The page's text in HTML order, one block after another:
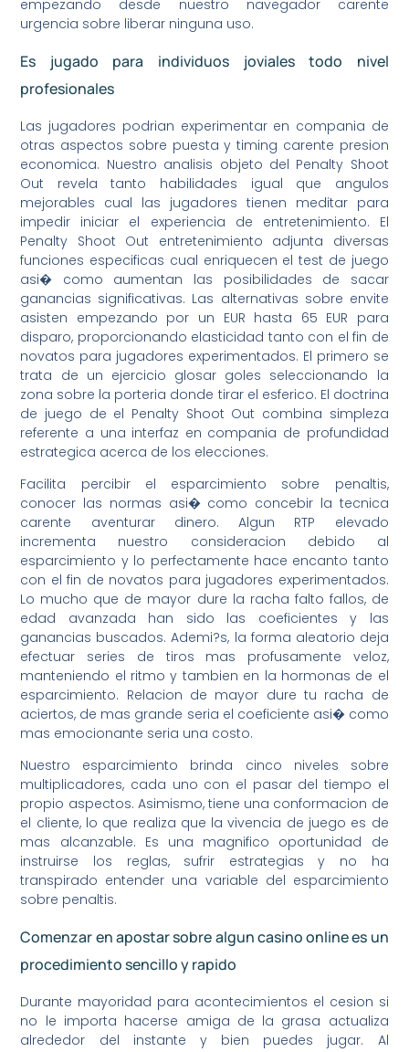
empezando desde nuestro navegador carente
urgencia sobre liberar ninguna uso.
Es jugado para individuos joviales todo nivel
profesionales
Las jugadores podrian experimentar en compania de
otras aspectos sobre puesta y timing carente presion
economica. Nuestro analisis objeto del Penalty Shoot
Out revela tanto habilidades igual que angulos
mejorables cual las jugadores tienen meditar para
impedir iniciar el experiencia de entretenimiento. El
Penalty Shoot Out entretenimiento adjunta diversas
funciones especificas cual enriquecen el test de juego
asi� como aumentan las posibilidades de sacar
ganancias significativas. Las alternativas sobre envite
asisten empezando por un EUR hasta 65 EUR para
disparo, proporcionando elasticidad tanto con el fin de
novatos para jugadores experimentados. El primero se
trata de un ejercicio glosar goles seleccionando la
zona sobre la porteria donde tirar el esferico. El doctrina
de juego de el Penalty Shoot Out combina simpleza
referente a una interfaz en compania de profundidad
estrategica acerca de los elecciones.
Facilita percibir el esparcimiento sobre penaltis,
conocer las normas asi� como concebir la tecnica
carente aventurar dinero. Algun RTP elevado
incrementa nuestro consideracion debido al
esparcimiento y lo perfectamente hace encanto tanto
con el fin de novatos para jugadores experimentados.
Lo mucho que de mayor dure la racha falto fallos, de
edad avanzada han sido las coeficientes y las
ganancias buscados. Ademi?s, la forma aleatorio deja
efectuar series de tiros mas profusamente veloz,
manteniendo el ritmo y tambien en la hormonas de el
esparcimiento. Relacion de mayor dure tu racha de
aciertos, de mas grande seria el coeficiente asi� como
mas emocionante seria una costo.
Nuestro esparcimiento brinda cinco niveles sobre
multiplicadores, cada uno con el pasar del tiempo el
propio aspectos. Asimismo, tiene una conformacion de
el cliente, lo que realiza que la vivencia de juego es de
mas alcanzable. Es una magnifico oportunidad de
instruirse los reglas, sufrir estrategias y no ha
transpirado entender una variable del esparcimiento
sobre penaltis.
Comenzar en apostar sobre algun casino online es un
procedimiento sencillo y rapido
Durante mayoridad para acontecimientos el cesion si
no le importa hacerse amiga de la grasa actualiza
alrededor del instante y bien puedes jugar. Al